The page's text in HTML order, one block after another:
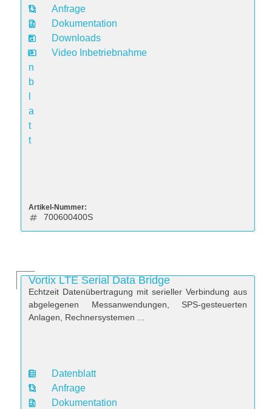
D
a
t
e
n
b
a
t
t
Anfrage
Dokumentation
Downloads
Video Inbetriebnahme
Artikel-Nummer:
700600400S
Vortix LTE Serial Data Bridge
Echtzeit Datenübertragung mit serieller Verbindung aus
abgelegenen Messanwendungen, SPS-gesteuerten
Anlagen, Rechnersystemen ...
D
a
Datenblatt
Anfrage
Dokumentation